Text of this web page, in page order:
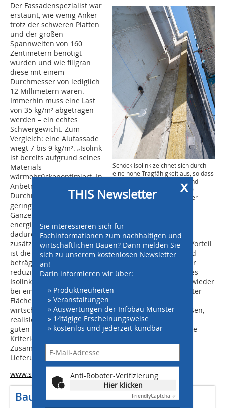
Schöck Isolink zeichnet sich durch
eine hohe Tragfähigkeit aus, so dass
trotz der schweren Platten und
großen Spannweiten von 160
Zentimetern nur wenige Anker
Der Fassadenspezialist war
erstaunt, wie wenig Anker
trotz der schweren Platten
und der großen
Spannweiten von 160
Zentimetern benötigt
wurden und wie filigran
diese mit einem
Durchmesser von lediglich
12 Millimetern waren.
Immerhin muss eine Last
von 35 kg/m² abgetragen
werden – ein echtes
Schwergewicht. Zum
Vergleich: eine Alufassade
wiegt 7 bis 9 kg/m². „Isolink
ist bereits aufgrund seines
Materials
wärmebrückenoptimiert. In
Anbetracht des kleinen
Durchmessers sowie der
geringen Anzahl wird das
Ganze noch
energieeffizienter, da
dadurch die Durchdringungen der Wärmedämmung
zusätzlich minimiert werden“, erklärt er. Ein weiterer Vorteil
ist die geringe Verankerungstiefe. Bei einer Betonwand
beträgt diese 40 Millimeter, was die Bewehrungstreffer
reduziert. Die erste Erfahrung mit der Verarbeitung des
Isolink Typ F war so positiv, dass Dirk Wolf ihn bereits wieder
bei einem weiteren Großauftrag mit 7.500 Quadratmeter
Fläche einsetzt. „Als Anbieter geht man immer auf die
wirtschaftlichste Lösung. Für Isolink sprechen die großen,
realisierbaren Stützweiten mit wenig Ankern zu einem
guten Preis bei gutem Handling. Das sind ziemlich gute
Kriterien“, sagt er und weist nicht zuletzt auf die gute
Zusammenarbeit mit Schöck sowie die organisierten
Lieferungen auf Abruf hin.
www.schoeck.com
Bautafel
x
THIS Newsletter
Sie interessieren sich für
Fachinformationen zum nachhaltigen und
wirtschaftlichen Bauen? Dann melden Sie
sich zu unserem kostenlosen Newsletter
an!
Darin informieren wir über:
» Produktneuheiten
» Veranstaltungen
» Auswertungen der Infobau Münster
» 14tägige Erscheinungsweise
» kostenlos und jederzeit kündbar
Anti-Roboter-Verifizierung
Hier klicken
FriendlyCaptcha ⇗